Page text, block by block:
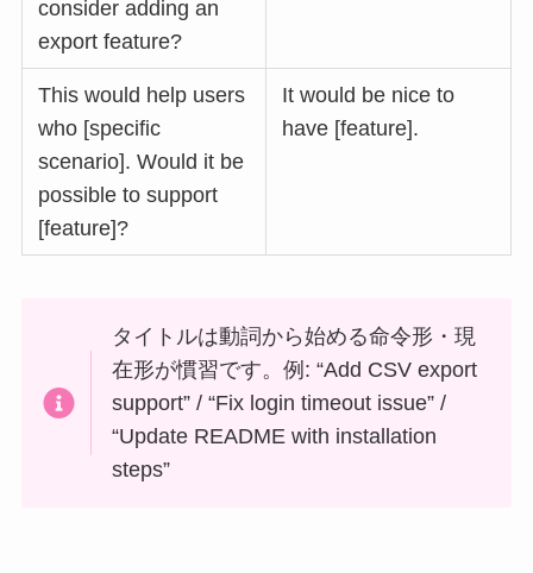
consider adding an
export feature?
This would help users
who [specific
scenario]. Would it be
possible to support
[feature]?
It would be nice to
have [feature].
タイトルは動詞から始める命令形・現
在形が慣習です。例: “Add CSV export
support” / “Fix login timeout issue” /
“Update README with installation
steps”